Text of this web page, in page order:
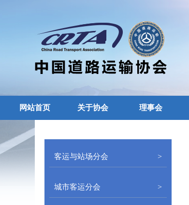
网站首页 关于协会 理事会
客运与站场分会 >
城市客运分会 >